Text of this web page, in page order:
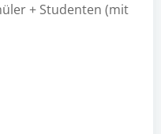
+ Studenten (mit